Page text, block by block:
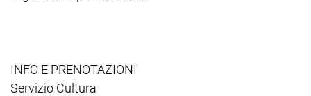
INFO E PRENOTAZIONI
Servizio Cultura